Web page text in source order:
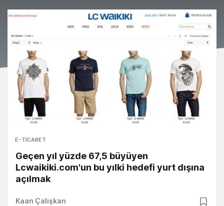
E-TICARET
Geçen yıl yüzde 67,5 büyüyen
Lcwaikiki.com'un bu yılki hedefi yurt dışına
açılmak
Kaan Çalışkan